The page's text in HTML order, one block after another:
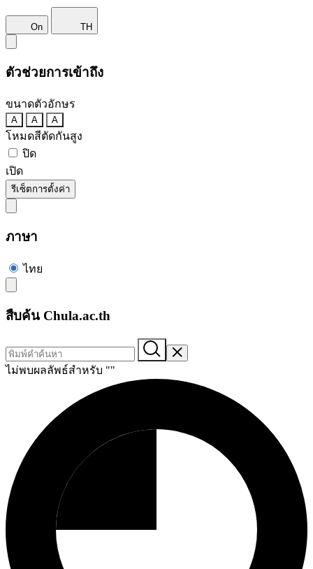
On TH
ตัวช่วยการเข้าถึง
ขนาดตัวอักษร
A A A
โหมดสีตัดกันสูง
ปิด
เปิด
รีเซ็ตการตั้งค่า
ภาษา
ไทย
สืบค้น Chula.ac.th
ไม่พบผลลัพธ์สำหรับ ""